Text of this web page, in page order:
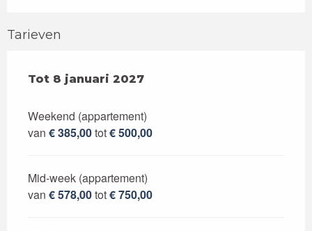
Tarieven
Van 3 januari 2026
Tot 8 januari 2027
Weekend (appartement)
van € 385,00tot€ 500,00
Mid-week (appartement)
van € 578,00tot€ 750,00